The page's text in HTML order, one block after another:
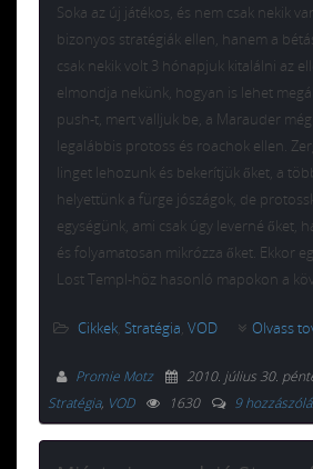
Soka az új játékos, és nem csak nekik
bizonyos stratégiák ellen, hanem a
csak nekik volt 3 hónapjuk kitalálni az
elmondja nekünk, hogyan is lehet
push-t, mert valljuk be, a Marauder
legalábbis protoss és roachok ellen.
linget lehozunk és bekerítjük őket, a
helyettünk a fürge jószágok, de
egységünk, ami csak úgy leverné őket,
és folyamatosan mikrózza őket. Ekkor
Lost Templ-höz hasonló mapokon a
Cikkek, Stratégia, VOD Olvass
Promie Motz 2010. július 30.
Stratégia, VOD 1630 9